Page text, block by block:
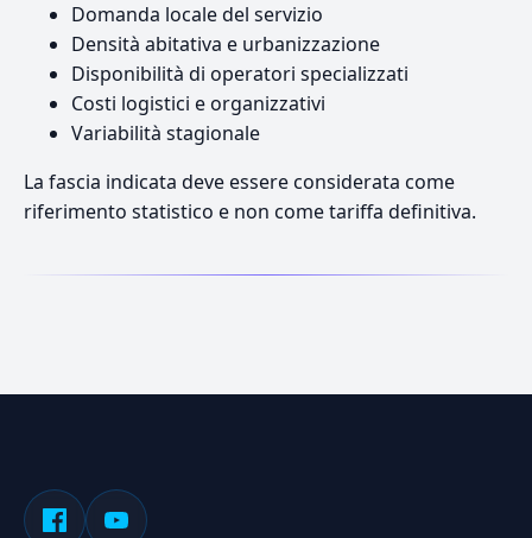
Domanda locale del servizio
Densità abitativa e urbanizzazione
Disponibilità di operatori specializzati
Costi logistici e organizzativi
Variabilità stagionale
La fascia indicata deve essere considerata come
riferimento statistico e non come tariffa definitiva.